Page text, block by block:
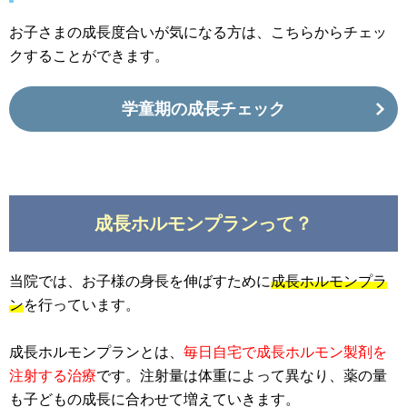
お子さまの成長度合いが気になる方は、こちらからチェッ
クすることができます。
学童期の成長チェック
成長ホルモンプランって？
当院では、お子様の身長を伸ばすために成長ホルモンプラ
ンを行っています。
成長ホルモンプランとは、 毎日自宅で成長ホルモン製剤を
注射する治療です。注射量は体重によって異なり、薬の量
も子どもの成長に合わせて増えていきます。